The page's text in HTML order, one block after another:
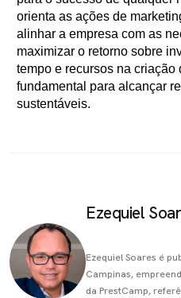
orienta as ações de
alinhar a empresa com as
maximizar o retorno sobre
tempo e recursos na
fundamental para alcançar
sustentáveis.
Ezequiel
Ezequiel Soares é
Campinas,
da PrestCamp,